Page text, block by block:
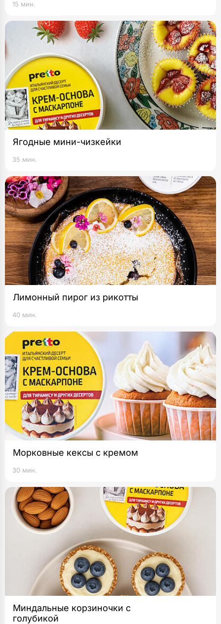
15 мин.
Ягодные мини-чизкейки
35 мин.
Лимонный пирог из рикотты
40 мин.
Морковные кексы с кремом
30 мин.
Миндальные корзиночки с
голубикой